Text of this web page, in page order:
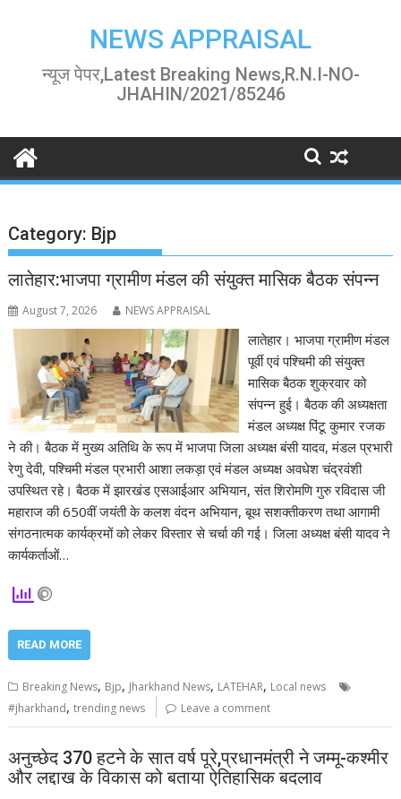
NEWS APPRAISAL
न्यूज पेपर,Latest Breaking News,R.N.I-NO-
JHAHIN/2021/85246
Category: Bjp
लातेहार:भाजपा ग्रामीण मंडल की संयुक्त मासिक बैठक संपन्न
August 7, 2026 NEWS APPRAISAL
लातेहार। भाजपा ग्रामीण मंडल
पूर्वी एवं पश्चिमी की संयुक्त
मासिक बैठक शुक्रवार को
संपन्न हुई। बैठक की अध्यक्षता
मंडल अध्यक्ष पिंटू कुमार रजक
ने की। बैठक में मुख्य अतिथि के रूप में भाजपा जिला अध्यक्ष बंसी यादव, मंडल प्रभारी
रेणु देवी, पश्चिमी मंडल प्रभारी आशा लकड़ा एवं मंडल अध्यक्ष अवधेश चंद्रवंशी
उपस्थित रहे। बैठक में झारखंड एसआईआर अभियान, संत शिरोमणि गुरु रविदास जी
महाराज की 650वीं जयंती के कलश वंदन अभियान, बूथ सशक्तीकरण तथा आगामी
संगठनात्मक कार्यक्रमों को लेकर विस्तार से चर्चा की गई। जिला अध्यक्ष बंसी यादव ने
कार्यकर्ताओं…
READ MORE
Breaking News, Bjp, Jharkhand News, LATEHAR, Local news
#jharkhand,trending news Leave a comment
अनुच्छेद 370 हटने के सात वर्ष पूरे,प्रधानमंत्री ने जम्मू-कश्मीर
और लद्दाख के विकास को बताया ऐतिहासिक बदलाव